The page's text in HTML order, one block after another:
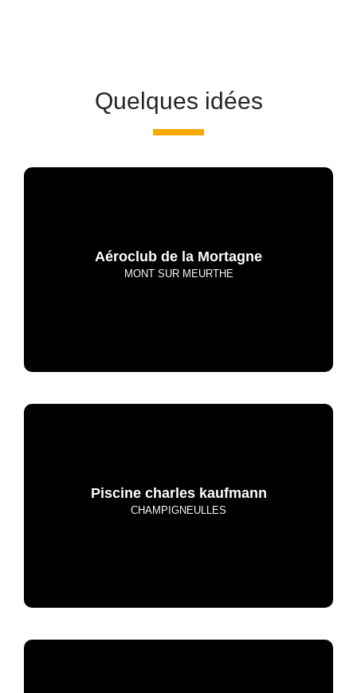
Quelques idées
Aéroclub de la Mortagne
MONT SUR MEURTHE
Piscine charles kaufmann
CHAMPIGNEULLES